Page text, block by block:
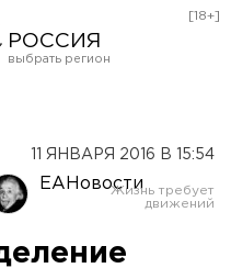
РОССИЯ
Оренбург
[18+]
11 ЯНВАРЯ 2016 В 15:54
ЕАНовости